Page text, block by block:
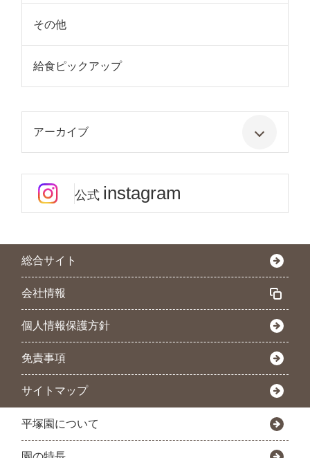
その他
給食ピックアップ
アーカイブ
公式 instagram
総合サイト
会社情報
個人情報保護方針
免責事項
サイトマップ
平塚園について